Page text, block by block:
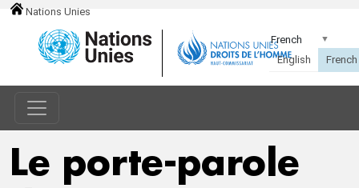
Nations Unies
Le porte-parole